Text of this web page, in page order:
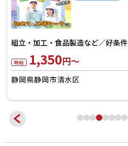
組立・加工・食品製造など／好条件
時給 1,350円～
静岡県静岡市清水区